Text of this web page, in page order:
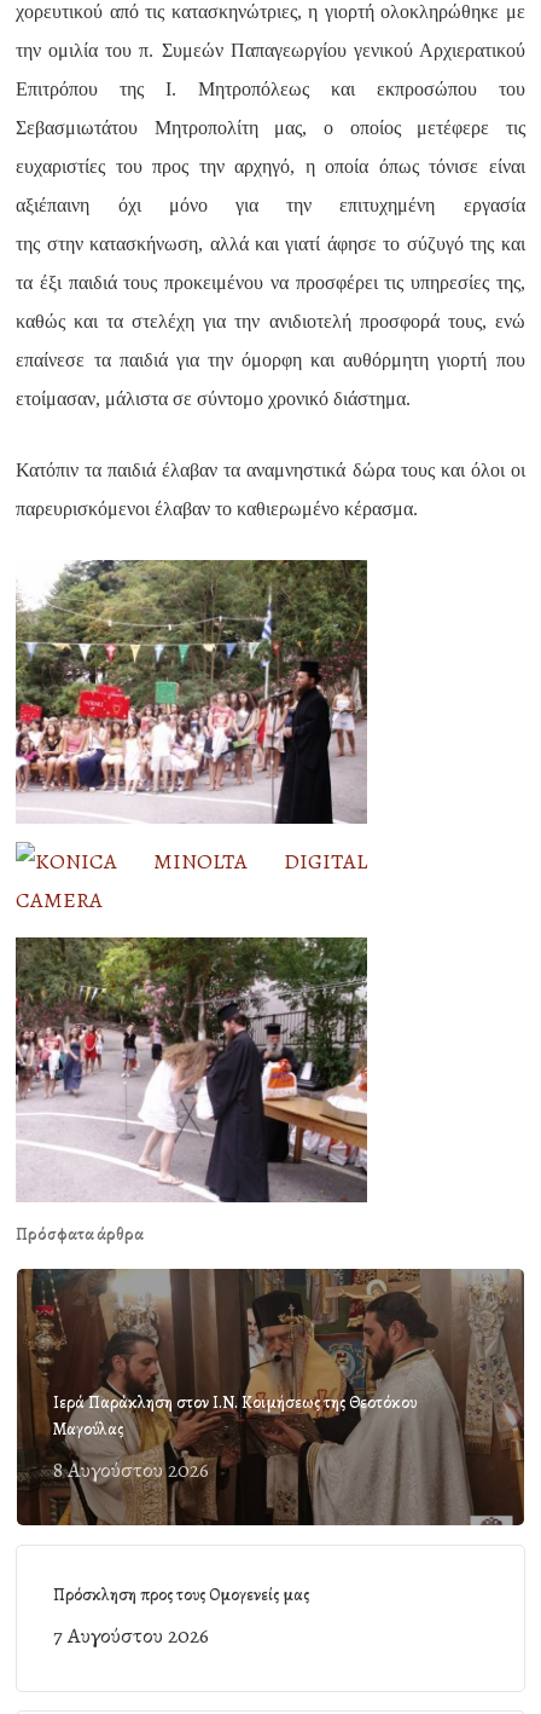
χορευτικού από τις κατασκηνώτριες, η γιορτή ολοκληρώθηκε με
την ομιλία του π. Συμεών Παπαγεωργίου γενικού Αρχιερατικού
Επιτρόπου της Ι. Μητροπόλεως και εκπροσώπου του
Σεβασμιωτάτου Μητροπολίτη μας, ο οποίος μετέφερε τις
ευχαριστίες του προς την αρχηγό, η οποία όπως τόνισε είναι
αξιέπαινη όχι μόνο για την επιτυχημένη εργασία
της στην κατασκήνωση, αλλά και γιατί άφησε το σύζυγό της και
τα έξι παιδιά τους προκειμένου να προσφέρει τις υπηρεσίες της,
καθώς και τα στελέχη για την ανιδιοτελή προσφορά τους, ενώ
επαίνεσε τα παιδιά για την όμορφη και αυθόρμητη γιορτή που
ετοίμασαν, μάλιστα σε σύντομο χρονικό διάστημα.
Κατόπιν τα παιδιά έλαβαν τα αναμνηστικά δώρα τους και όλοι οι
παρευρισκόμενοι έλαβαν το καθιερωμένο κέρασμα.
Πρόσφατα άρθρα
Ιερά Παράκληση στον Ι.Ν. Κοιμήσεως της Θεοτόκου
Μαγούλας
8 Αυγούστου 2026
Πρόσκληση προς τους Ομογενείς μας
7 Αυγούστου 2026